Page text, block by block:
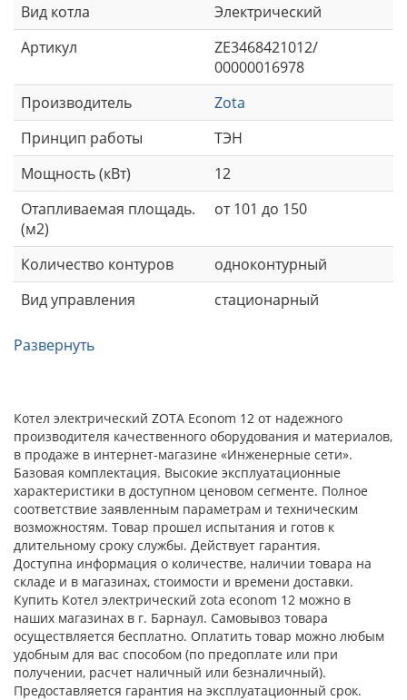
Вид котла
Электрический
Артикул
ZE3468421012/
00000016978
Производитель
Zota
Принцип работы
ТЭН
Мощность (кВт)
12
Отапливаемая площадь.
(м2)
от 101 до 150
Количество контуров
одноконтурный
Вид управления
стационарный
Развернуть
Котел электрический ZOTA Econom 12 от надежного
производителя качественного оборудования и материалов,
в продаже в интернет-магазине «Инженерные сети».
Базовая комплектация. Высокие эксплуатационные
характеристики в доступном ценовом сегменте. Полное
соответствие заявленным параметрам и техническим
возможностям. Товар прошел испытания и готов к
длительному сроку службы. Действует гарантия.
Доступна информация о количестве, наличии товара на
складе и в магазинах, стоимости и времени доставки.
Купить Котел электрический zota econom 12 можно в
наших магазинах в г. Барнаул. Самовывоз товара
осуществляется бесплатно. Оплатить товар можно любым
удобным для вас способом (по предоплате или при
получении, расчет наличный или безналичный).
Предоставляется гарантия на эксплуатационный срок.